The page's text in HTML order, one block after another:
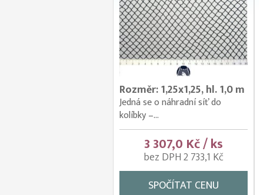
Rozměr: 1,25x1,25, hl. 1,0 m
Jedná se o náhradní síť do
kolíbky –...
3 307,0 Kč / ks
bez DPH 2 733,1 Kč
SPOČÍTAT CENU